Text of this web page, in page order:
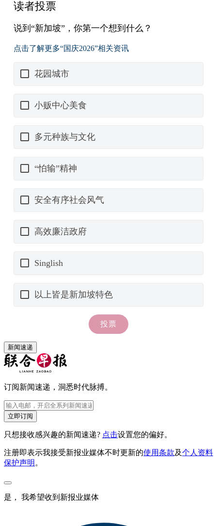
新闻速递
订阅新闻速递，洞悉时代脉搏。
立即订阅
只想接收感兴趣的新闻速递? 点击设置您的偏好。
注册即表示我接受新报业媒体不时更新的使用条款及个人资料
保护声明 。
是， 我希望收到新报业媒体